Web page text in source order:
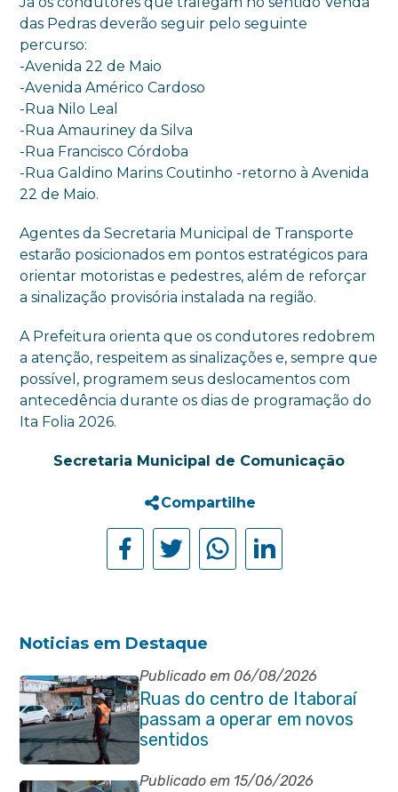
das Pedras deverão seguir pelo seguinte
percurso:
-Avenida 22 de Maio
-Avenida Américo Cardoso
-Rua Nilo Leal
-Rua Amauriney da Silva
-Rua Francisco Córdoba
-Rua Galdino Marins Coutinho -retorno à Avenida
22 de Maio.
Agentes da Secretaria Municipal de Transporte
estarão posicionados em pontos estratégicos para
orientar motoristas e pedestres, além de reforçar
a sinalização provisória instalada na região.
A Prefeitura orienta que os condutores redobrem
a atenção, respeitem as sinalizações e, sempre que
possível, programem seus deslocamentos com
antecedência durante os dias de programação do
Ita Folia 2026.
Secretaria Municipal de Comunicação
Compartilhe
Noticias em Destaque
Publicado em 06/08/2026
Ruas do centro de Itaboraí
passam a operar em novos
sentidos
Publicado em 15/06/2026